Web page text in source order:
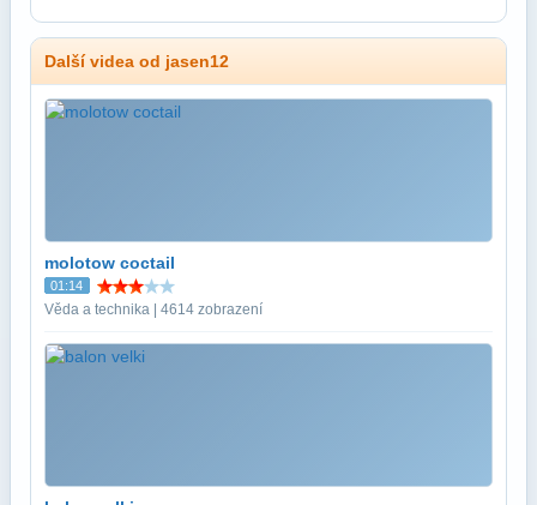
Další videa od jasen12
molotow coctail
01:14
Věda a technika | 4614 zobrazení